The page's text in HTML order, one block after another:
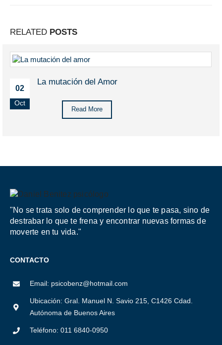
RELATED POSTS
02
Oct
La mutación del Amor
Read More
"No se trata solo de comprender lo que te pasa, sino de
destrabar lo que te frena y encontrar nuevas formas de
moverte en tu vida."
CONTACTO
Email: psicobenz@hotmail.com
Ubicación: Gral. Manuel N. Savio 215, C1426 Cdad.
Autónoma de Buenos Aires
Teléfono: 011 6840-0950